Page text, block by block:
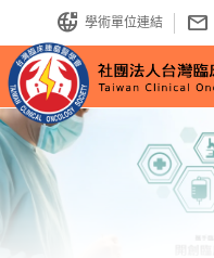
bring_your_own_ip 學術單位連結 mail